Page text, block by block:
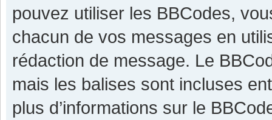
pouvez utiliser les BBCodes,
chacun de vos messages en
rédaction de message. Le
mais les balises sont incluses
plus d’informations sur le